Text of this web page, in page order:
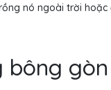
nó ngoài trời
bông gòn